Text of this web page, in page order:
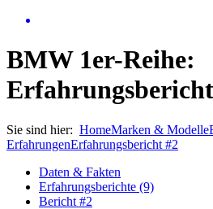
BMW 1er-Reihe:
Sie sind hier: HomeMarken & Modelle
ErfahrungenErfahrungsbericht #2
Daten & Fakten
Erfahrungsberichte (9)
Bericht #2